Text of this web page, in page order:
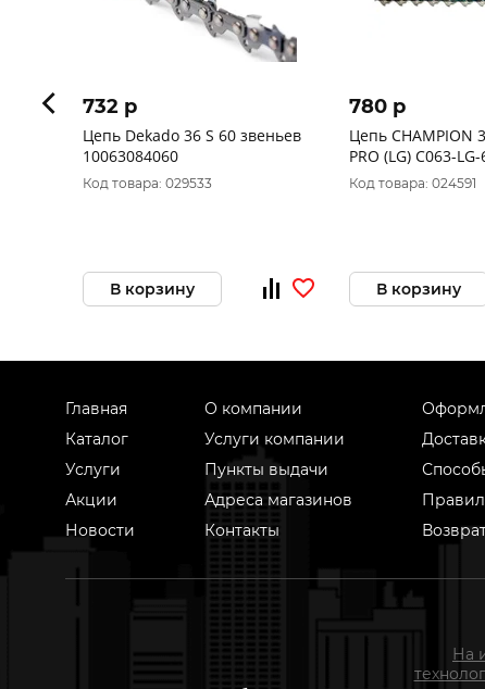
732 p
Цепь Dekado 36 S 60 звеньев
10063084060
Код товара: 029533
В корзину
780 p
Цепь CHAMPION
PRO (LG) C063-LG-
Код товара: 024591
В корзину
Главная
Каталог
Услуги
Акции
Новости
О компании
Услуги компании
Пункты выдачи
Адреса магазинов
Контакты
На